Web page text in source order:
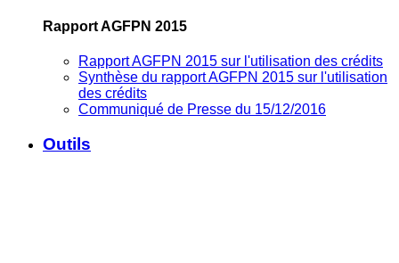
Rapport AGFPN 2015
Rapport AGFPN 2015 sur l'utilisation des crédits
Synthèse du rapport AGFPN 2015 sur l'utilisation
des crédits
Communiqué de Presse du 15/12/2016
Outils